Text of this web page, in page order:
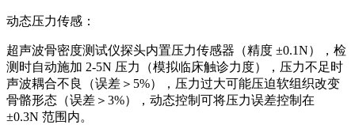
动态压力传感：
超声波骨密度测试仪探头内置压力传感器（精度 ±0.1N），检
测时自动施加 2-5N 压力（模拟临床触诊力度），压力不足时
声波耦合不良（误差＞5%），压力过大可能压迫软组织改变
骨骼形态（误差＞3%），动态控制可将压力误差控制在
±0.3N 范围内。